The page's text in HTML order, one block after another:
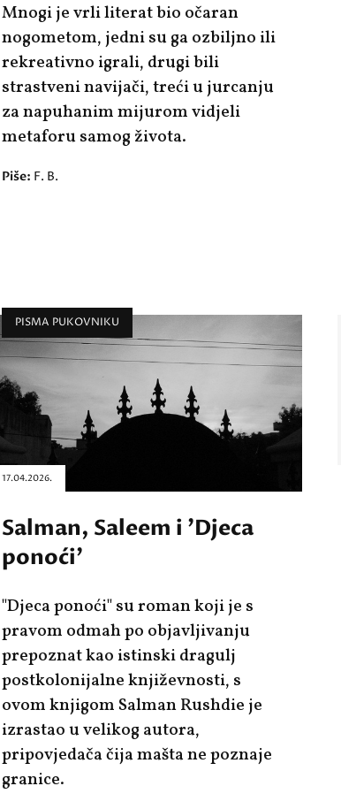
Mnogi je vrli literat bio očaran
nogometom, jedni su ga ozbiljno ili
rekreativno igrali, drugi bili
strastveni navijači, treći u jurcanju
za napuhanim mijurom vidjeli
metaforu samog života.
Piše: F. B.
PISMA PUKOVNIKU
17.04.2026.
Salman, Saleem i 'Djeca
ponoći'
"Djeca ponoći" su roman koji je s
pravom odmah po objavljivanju
prepoznat kao istinski dragulj
postkolonijalne književnosti, s
ovom knjigom Salman Rushdie je
izrastao u velikog autora,
pripovjedača čija mašta ne poznaje
granice.